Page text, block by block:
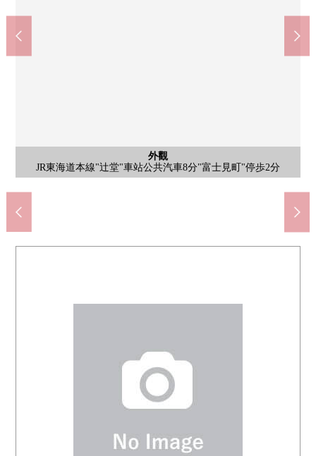
外觀
JR東海道本線"辻堂"車站公共汽車8分"富士見町"停歩2分
外觀
[Mansion外觀]翻新條件有，并且能把房間換成喜歡的裝修。
外觀
[Mansion外觀]在別墅型，有朝南的院子和中庭，是好像作為透天
房的氣氛，并且仿佛好像能要家。
外觀
[Mansion外觀]
外觀
[Mansion外觀]
外觀
[Mansion外觀]
外觀
[Mansion外觀]
外觀
[Mansion外觀]
外觀
[Mansion外觀]
外觀
[Mansion外觀]
外觀
[Mansion外觀]
外觀
[Mansion外觀]
停車場
[停車場]
共有部分
[垃圾集聚地]
共有部分
[自行車堆放處]
外觀
[Mansion外觀]
茅崎市立綠濱小學(約400m)
步行5分鐘。
茅崎市立松浪中學(約520m)
步行7分鐘。
Maruetsu nagisa商城辻堂商店(約820m)
步行11分鐘。nagisa商城裡，便於超市，藥妝店，百元店等的生活
的商店準備齊全。
FUJI松丘商店(約850m)
步行11分鐘。
全家便利店茅崎富士見町商店(約210m)
步行3分鐘。
7-Eleven茅崎綠濱商店(約370m)
步行5分鐘。
Create S、D茅崎常盤町商店(約380m)
步行5分鐘。
富士見町公園(約160m)
步行2分鐘。
大野診所(約310m)
步行4分鐘。
濱須賀海岸(約760m)
步行10分鐘。